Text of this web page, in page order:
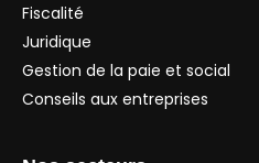
Fiscalité
Juridique
Gestion de la paie et social
Conseils aux entreprises